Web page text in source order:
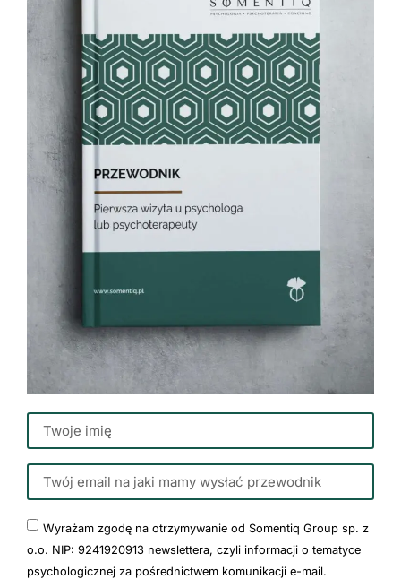
Wyrażam zgodę na otrzymywanie od Somentiq Group sp. z
o.o. NIP: 9241920913 newslettera, czyli informacji o tematyce
psychologicznej za pośrednictwem komunikacji e-mail.